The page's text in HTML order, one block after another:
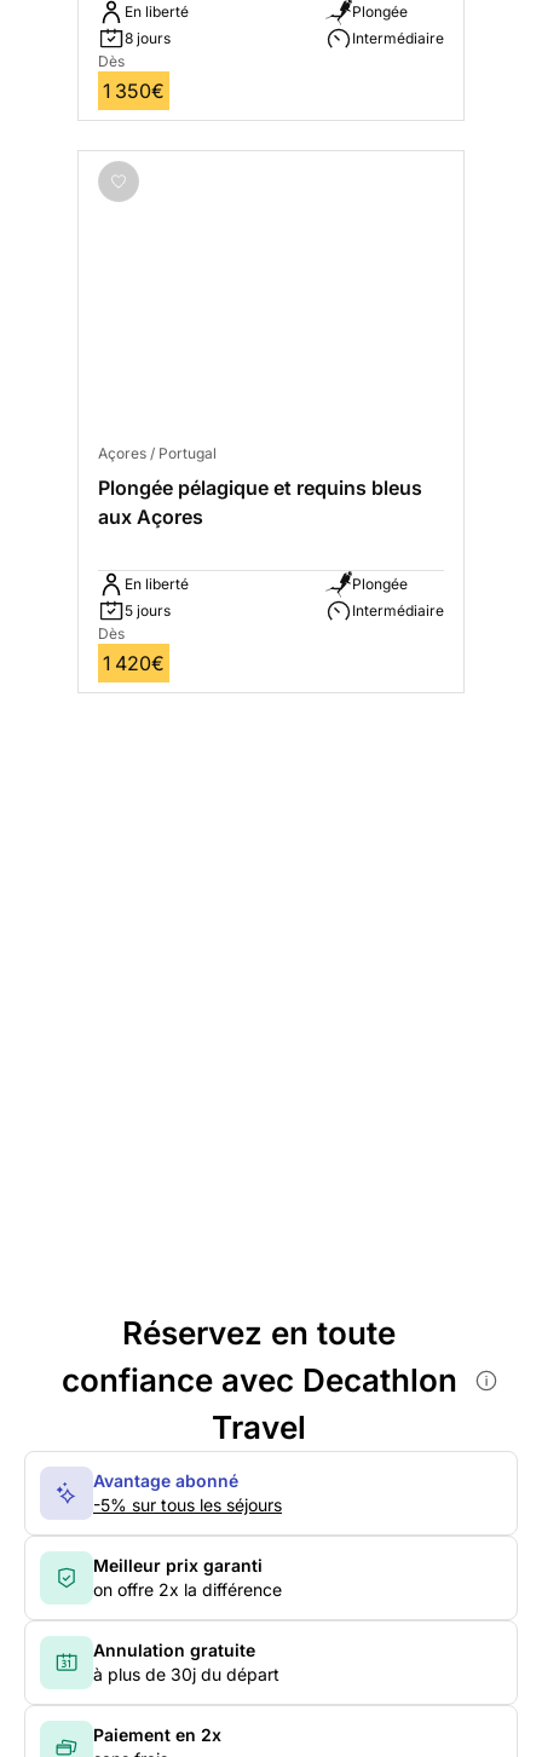
En liberté
8 jours
Plongée
Intermédiaire
Dès
1 350€
Açores / Portugal
Plongée pélagique et requins bleus
aux Açores
En liberté
5 jours
Plongée
Intermédiaire
Dès
1 420€
Réservez en toute
confiance avec Decathlon
Travel
Avantage abonné
-5% sur tous les séjours
Meilleur prix garanti
on offre 2x la différence
Annulation gratuite
à plus de 30j du départ
Paiement en 2x